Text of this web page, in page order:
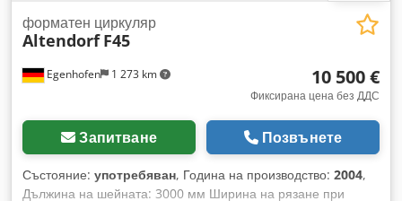
Egenhofen 1 273 km
форматен циркуляр
Altendorf F45
10 500 €
Фиксирана цена без ДДС
Запитване Позвънете
Състояние: употребяван, Година на производство: 2004,
Дължина на шейната: 3000 мм Ширина на рязане при